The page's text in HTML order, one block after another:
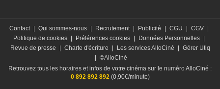
Contact | Qui sommes-nous | Recrutement | Publicité | CGU | CGV |
Politique de cookies | Préférences cookies | Données Personnelles |
Revue de presse
| Charte d'écriture | Les services AlloCiné | Gérer Utiq
| ©AlloCiné
Retrouvez tous les horaires et infos de votre cinéma sur le numéro AlloCiné :
0 892 892 892(0,90€/minute)